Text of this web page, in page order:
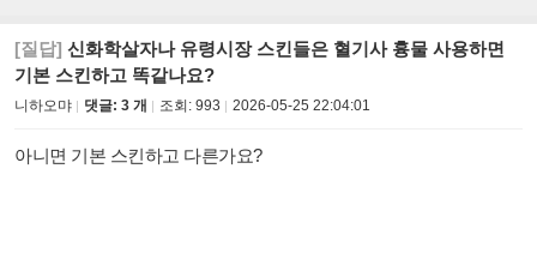
[질답] 신화학살자나 유령시장 스킨들은 혈기사 흉물 사용하면
기본 스킨하고 똑같나요?
니하오먀 댓글: 3 개 조회: 993 2026-05-25 22:04:01
아니면 기본 스킨하고 다른가요?